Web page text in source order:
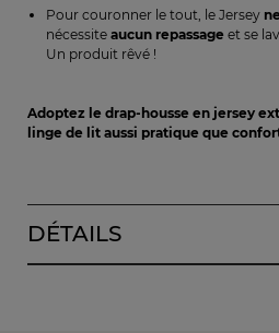
Pour couronner le tout, le Jersey
nécessite aucun repassage et se
Un produit rêvé !
Adoptez le drap-housse en jersey
linge de lit aussi pratique que
DÉTAILS